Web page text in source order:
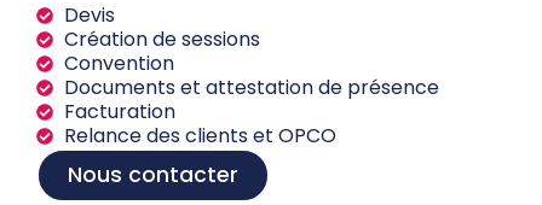
Devis
Création de sessions
Convention
Documents et attestation de présence
Facturation
Relance des clients et OPCO
Nous contacter